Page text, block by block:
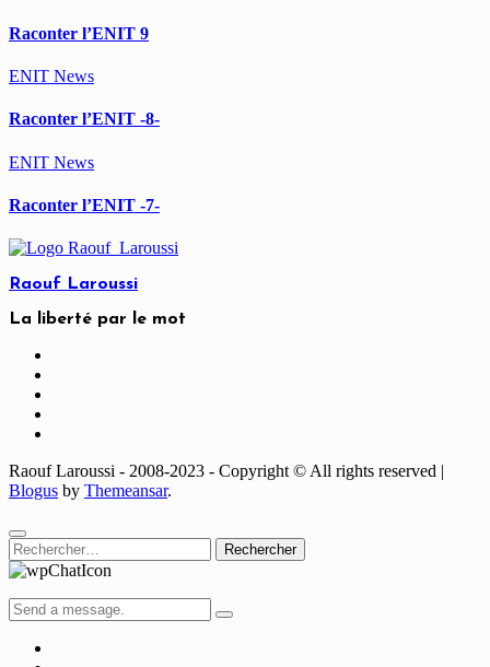
Raconter l’ENIT 9
ENIT News
Raconter l’ENIT -8-
ENIT News
Raconter l’ENIT -7-
Raouf Laroussi
La liberté par le mot
Raouf Laroussi - 2008-2023 - Copyright © All rights reserved |
Blogus by Themeansar.
Rechercher :